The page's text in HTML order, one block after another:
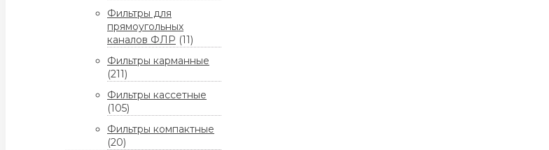
Фильтры для
прямоугольных
каналов ФЛР (11)
Фильтры карманные
(211)
Фильтры кассетные
(105)
Фильтры компактные
(20)